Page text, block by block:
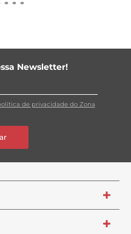
Newsletter!
de privacidade do Zona
+
+